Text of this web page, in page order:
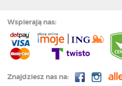
Wspierają nas:
Znajdziesz nas na: